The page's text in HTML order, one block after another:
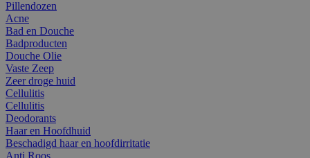
Pillendozen
Acne
Bad en Douche
Badproducten
Douche Olie
Vaste Zeep
Zeer droge huid
Cellulitis
Cellulitis
Deodorants
Haar en Hoofdhuid
Beschadigd haar en hoofdirritatie
Anti Roos